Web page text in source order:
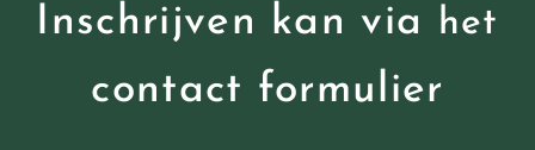
Inschrijven kan via het
contact formulier